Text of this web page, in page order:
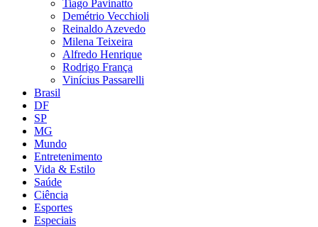
Tiago Pavinatto
Demétrio Vecchioli
Reinaldo Azevedo
Milena Teixeira
Alfredo Henrique
Rodrigo França
Vinícius Passarelli
Brasil
DF
SP
MG
Mundo
Entretenimento
Vida & Estilo
Saúde
Ciência
Esportes
Especiais